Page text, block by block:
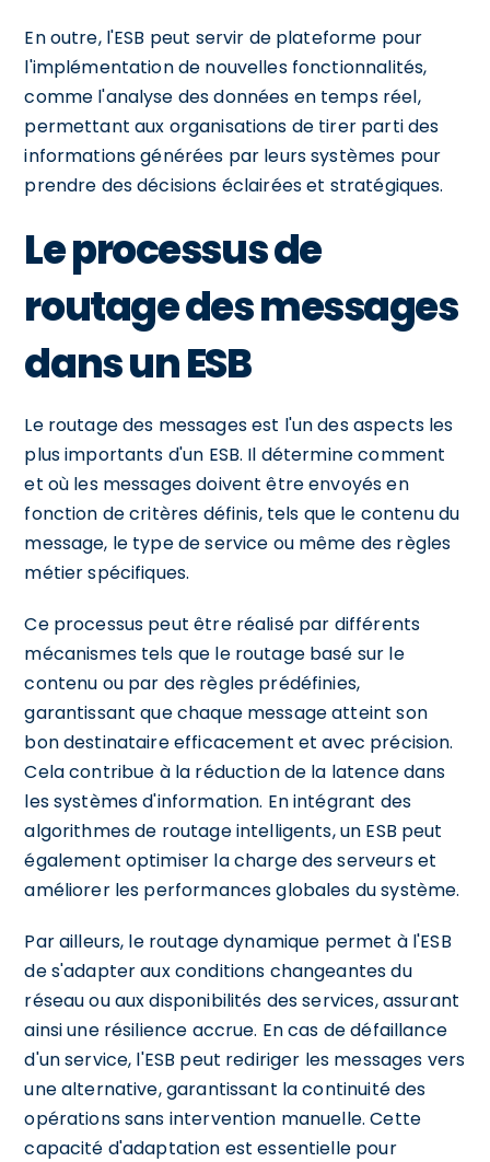
En outre, l'ESB peut servir de plateforme pour
l'implémentation de nouvelles fonctionnalités,
comme l'analyse des données en temps réel,
permettant aux organisations de tirer parti des
informations générées par leurs systèmes pour
prendre des décisions éclairées et stratégiques.
Le processus de
routage des messages
dans un ESB
Le routage des messages est l'un des aspects les
plus importants d'un ESB. Il détermine comment
et où les messages doivent être envoyés en
fonction de critères définis, tels que le contenu du
message, le type de service ou même des règles
métier spécifiques.
Ce processus peut être réalisé par différents
mécanismes tels que le routage basé sur le
contenu ou par des règles prédéfinies,
garantissant que chaque message atteint son
bon destinataire efficacement et avec précision.
Cela contribue à la réduction de la latence dans
les systèmes d'information. En intégrant des
algorithmes de routage intelligents, un ESB peut
également optimiser la charge des serveurs et
améliorer les performances globales du système.
Par ailleurs, le routage dynamique permet à l'ESB
de s'adapter aux conditions changeantes du
réseau ou aux disponibilités des services, assurant
ainsi une résilience accrue. En cas de défaillance
d'un service, l'ESB peut rediriger les messages vers
une alternative, garantissant la continuité des
opérations sans intervention manuelle. Cette
capacité d'adaptation est essentielle pour